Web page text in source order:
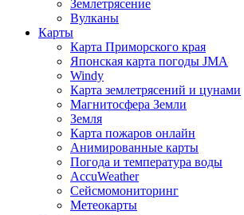
Землетрясение
Вулканы
Карты
Карта Приморского края
Японская карта погоды JMA
Windy
Карта землетрясений и цунами
Магнитосфера Земли
Земля
Карта пожаров онлайн
Анимированные карты
Погода и температура воды
AccuWeather
Сейсмомониторинг
Метеокарты